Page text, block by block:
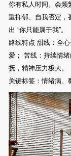
你有私人时间。会频
重抑郁、自我否定，
出 “你只能属于我”。
路线特点 甜线：全
爱； 苦线：持续情
抚，精神压力极大。
关键标签：情绪病、